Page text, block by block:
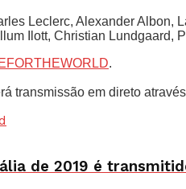
Leclerc, Alexander Albon,
Ilott, Christian Lundgaard,
.
transmissão em direto
de 2019 é